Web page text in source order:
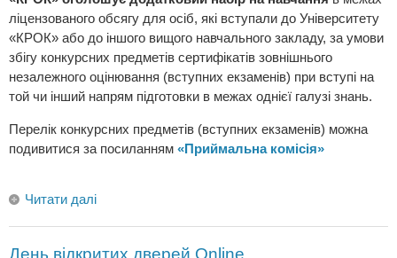
ліцензованого обсягу для осіб, які вступали до Університету
«КРОК» або до іншого вищого навчального закладу, за умови
збігу конкурсних предметів сертифікатів зовнішнього
незалежного оцінювання (вступних екзаменів) при вступі на
той чи інший напрям підготовки в межах однієї галузі знань.
Перелік конкурсних предметів (вступних екзаменів) можна
подивитися за посиланням «Приймальна комісія»
Читати далі
День відкритих дверей Online